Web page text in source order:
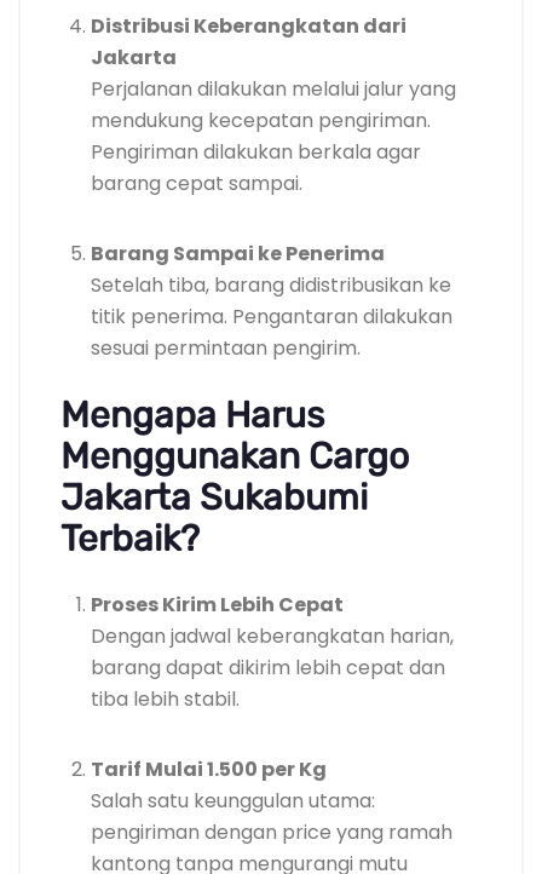
Distribusi Keberangkatan dari
Jakarta
Perjalanan dilakukan melalui jalur yang
mendukung kecepatan pengiriman.
Pengiriman dilakukan berkala agar
barang cepat sampai.
Barang Sampai ke Penerima
Setelah tiba, barang didistribusikan ke
titik penerima. Pengantaran dilakukan
sesuai permintaan pengirim.
Mengapa Harus
Menggunakan Cargo
Jakarta Sukabumi
Terbaik?
Proses Kirim Lebih Cepat
Dengan jadwal keberangkatan harian,
barang dapat dikirim lebih cepat dan
tiba lebih stabil.
Tarif Mulai 1.500 per Kg
Salah satu keunggulan utama:
pengiriman dengan price yang ramah
kantong tanpa mengurangi mutu